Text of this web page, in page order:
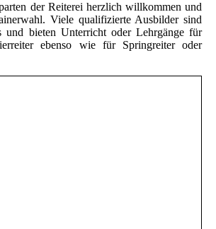
der Reiterei herzlich willkommen und
Viele qualifizierte Ausbilder sind
und bieten Unterricht oder Lehrgänge für
ebenso wie für Springreiter oder